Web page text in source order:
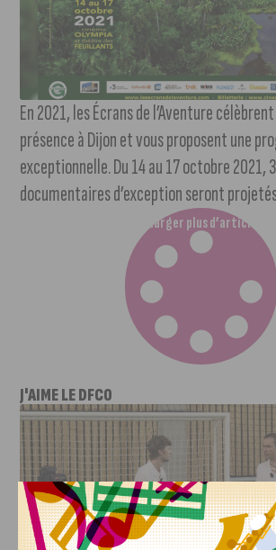
En 2021, les Écrans de l’Aventure
présence à Dijon et vous proposent une
exceptionnelle. Du 14 au 17 octobre 2021,
documentaires d’exception seront
Charger plus d’articles
J'AIME LE DFCO